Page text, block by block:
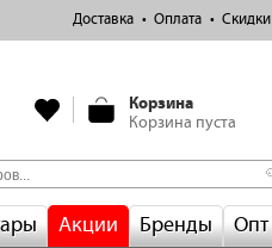
Доставка Оплата Скидки
Корзина
Корзина пуста
Акции Бренды Опт